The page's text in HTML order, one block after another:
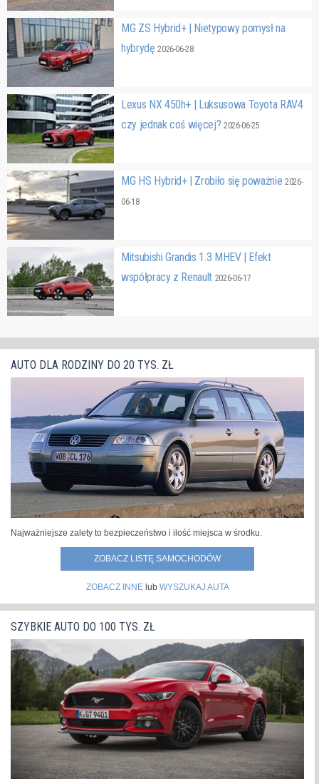
MG ZS Hybrid+ | Nietypowy pomysł na
hybrydę2026-06-28
Lexus NX 450h+ | Luksusowa Toyota RAV4
czy jednak coś więcej? 2026-06-25
MG HS Hybrid+ | Zrobiło się poważnie2026-
06-18
Mitsubishi Grandis 1.3 MHEV | Efekt
współpracy z Renault 2026-06-17
AUTO DLA RODZINY DO 20 TYS. ZŁ
Najważniejsze zalety to bezpieczeństwo i ilość miejsca w środku.
ZOBACZ LISTĘ SAMOCHODÓW
ZOBACZ INNElub WYSZUKAJ AUTA
SZYBKIE AUTO DO 100 TYS. ZŁ